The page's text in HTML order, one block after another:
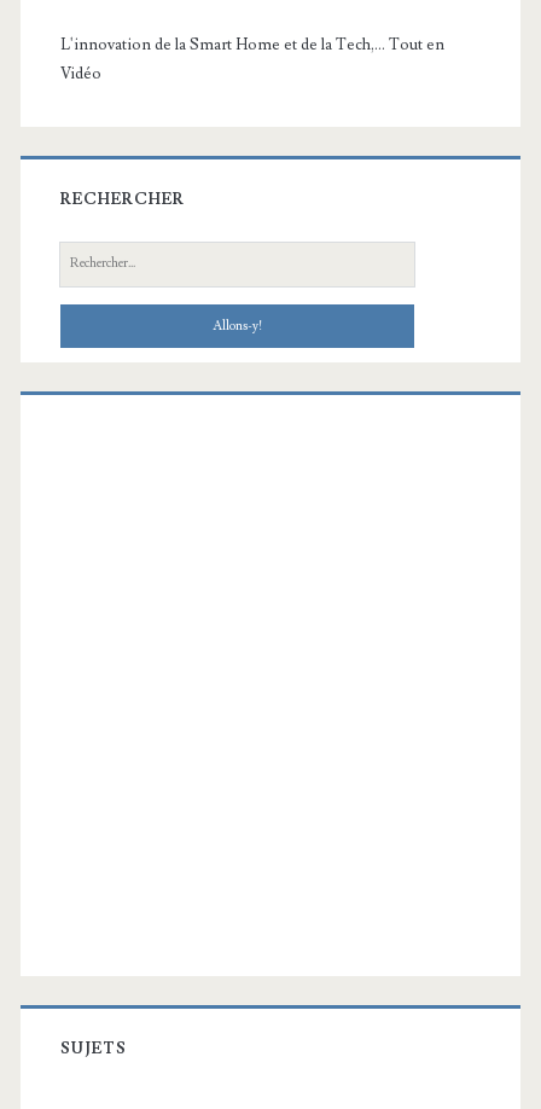
L'innovation de la Smart Home et de la Tech,... Tout en
Vidéo
RECHERCHER
Recherche:
SUJETS